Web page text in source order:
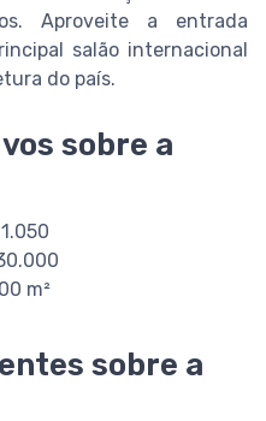
Aproveite a entrada
salão internacional
do país.
sobre a
m²
sobre a